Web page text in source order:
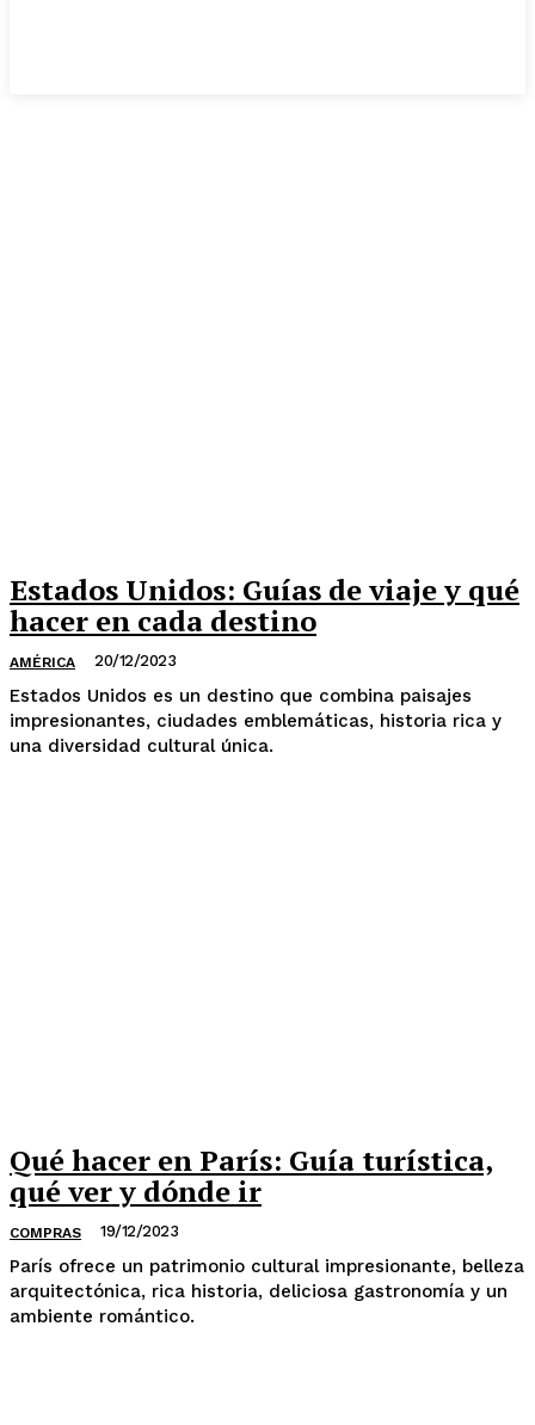
Estados Unidos: Guías de viaje y qué
hacer en cada destino
AMÉRICA 20/12/2023
Estados Unidos es un destino que combina paisajes
impresionantes, ciudades emblemáticas, historia rica y
una diversidad cultural única.
Qué hacer en París: Guía turística,
qué ver y dónde ir
COMPRAS 19/12/2023
París ofrece un patrimonio cultural impresionante, belleza
arquitectónica, rica historia, deliciosa gastronomía y un
ambiente romántico.